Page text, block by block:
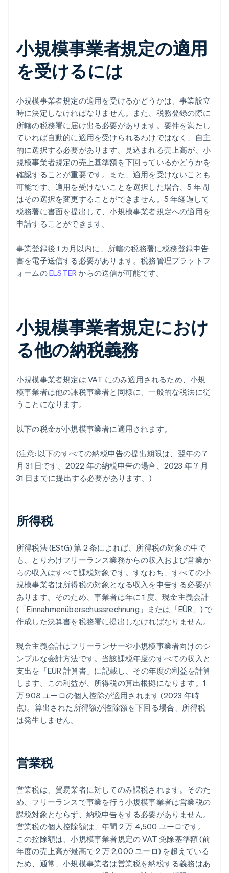
小規模事業者規定の適用
を受けるには
小規模事業者規定の適用を受けるかどうかは、事業設立
時に決定しなければなりません。また、税務登録の際に
所轄の税務署に届け出る必要があります。要件を満たし
ていれば自動的に適用を受けられるわけではなく、自主
的に選択する必要があります。見込まれる売上高が、小
規模事業者規定の売上基準額を下回っているかどうかを
確認することが重要です。また、適用を受けないことも
可能です。適用を受けないことを選択した場合、5 年間
はその選択を変更することができません。5 年経過して
税務署に書面を提出して、小規模事業者規定への適用を
申請することができます。
事業登録後 1 カ月以内に、所轄の税務署に税務登録申告
書を電子送信する必要があります。税務管理プラットフ
ォームのELSTER からの送信が可能です。
小規模事業者規定におけ
る他の納税義務
小規模事業者規定は VAT にのみ適用されるため、小規
模事業者は他の課税事業者と同様に、一般的な税法に従
うことになります。
以下の税金が小規模事業者に適用されます。
(注意: 以下のすべての納税申告の提出期限は、翌年の 7
月 31 日です。2022 年の納税申告の場合、2023 年 7 月
31 日までに提出する必要があります。)
所得税
所得税法 (EStG) 第 2 条によれば、所得税の対象の中で
も、とりわけフリーランス業務からの収入および営業か
らの収入はすべて課税対象です。すなわち、すべての小
規模事業者は所得税の対象となる収入を申告する必要が
あります。そのため、事業者は年に 1 度、現金主義会計
(「Einnahmenüberschussrechnung」または「EÜR」) で
作成した決算書を税務署に提出しなければなりません。
現金主義会計はフリーランサーや小規模事業者向けのシ
ンプルな会計方法です。当該課税年度のすべての収入と
支出を「EÜR 計算書」に記載し、その年度の利益を計算
します。この利益が、所得税の算出根拠になります。1
万 908 ユーロの個人控除が適用されます (2023 年時
点)。算出された所得額が控除額を下回る場合、所得税
は発生しません。
営業税
営業税は、貿易業者に対してのみ課税されます。そのた
め、フリーランスで事業を行う小規模事業者は営業税の
課税対象とならず、納税申告をする必要がありません。
営業税の個人控除額は、年間 2 万 4,500 ユーロです。
この控除額は、小規模事業者規定の VAT 免除基準額 (前
年度の売上高が最高で 2 万 2,000 ユーロ) を超えている
ため、通常、小規模事業者は営業税を納税する義務はあ